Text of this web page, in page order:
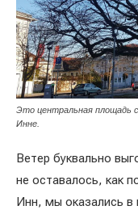
Это центральная площадь
Инне.
Ветер буквально
не оставалось, как
Инн, мы оказались в